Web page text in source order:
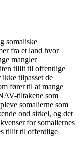
somaliske
fra et land hvor
mangler
tillit til offentlige
tilpasset de
fører til at mange
tiltakene som
somalierne som
ond sirkel, og det
for somaliernes
tillit til offentlige